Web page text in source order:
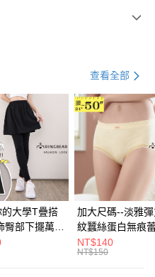
查看全部
大學T疊搭
臀部下擺萬用
臀裙(黑2L-
眼圈熊中大
加大尺碼--淡雅
紋蠶絲蛋白無痕
角內褲(白.粉.藍.
3L)-L28眼圈熊中
NT$140
NT$150